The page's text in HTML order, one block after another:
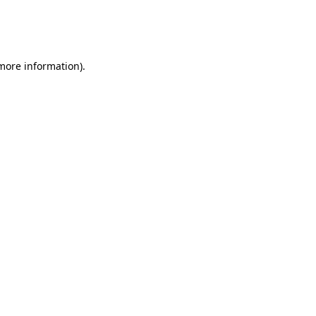
information).